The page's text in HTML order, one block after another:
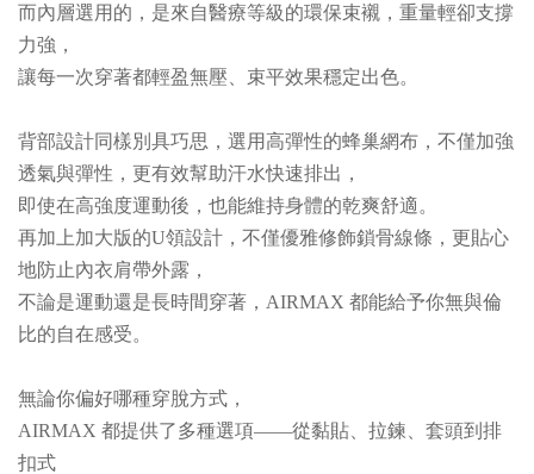
而內層選用的，是來自醫療等級的環保束襯，重量輕卻支撐
力強，
讓每一次穿著都輕盈無壓、束平效果穩定出色。
背部設計同樣別具巧思，選用高彈性的蜂巢網布，不僅加強
透氣與彈性，更有效幫助汗水快速排出，
即使在高強度運動後，也能維持身體的乾爽舒適。
再加上加大版的U領設計，不僅優雅修飾鎖骨線條，更貼心
地防止內衣肩帶外露，
不論是運動還是長時間穿著，AIRMAX 都能給予你無與倫
比的自在感受。
無論你偏好哪種穿脫方式，
AIRMAX 都提供了多種選項——從黏貼、拉鍊、套頭到排
扣式